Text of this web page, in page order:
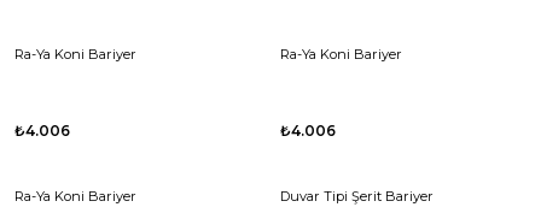
Ra-Ya Koni Bariyer
₺4.006
Ra-Ya Koni Bariyer
₺4.006
Ra-Ya Koni Bariyer Duvar Tipi Şerit Bariyer